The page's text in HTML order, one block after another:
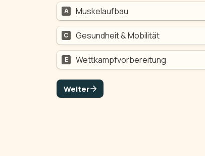
A Muskelaufbau
C Gesundheit & Mobilität
E Wettkampfvorbereitung
Weiter